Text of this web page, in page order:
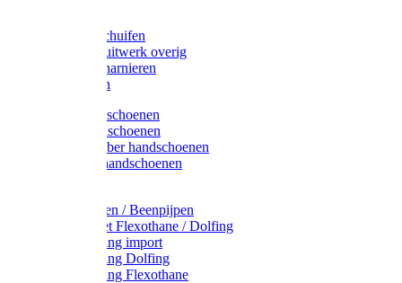
Grendels/schuifen
Hang en sluitwerk overig
Hengen/scharnieren
Scharnieren
Latex handschoenen
Leren handschoenen
PVC / Rubber handschoenen
Katoenen handschoenen
Plukmouwen / Beenpijpen
Reparatieset Flexothane / Dolfing
Regenkleding import
Regenkleding Dolfing
Regenkleding Flexothane